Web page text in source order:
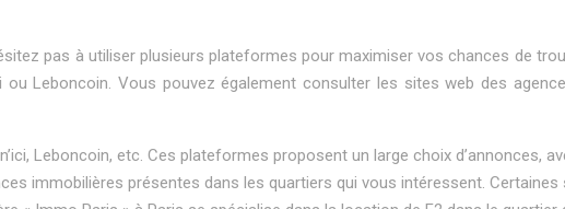
pas à utiliser plusieurs plateformes pour maximiser vos chances de
ou Leboncoin. Vous pouvez également consulter les sites web des
Leboncoin, etc. Ces plateformes proposent un large choix d’annonces,
immobilières présentes dans les quartiers qui vous intéressent.